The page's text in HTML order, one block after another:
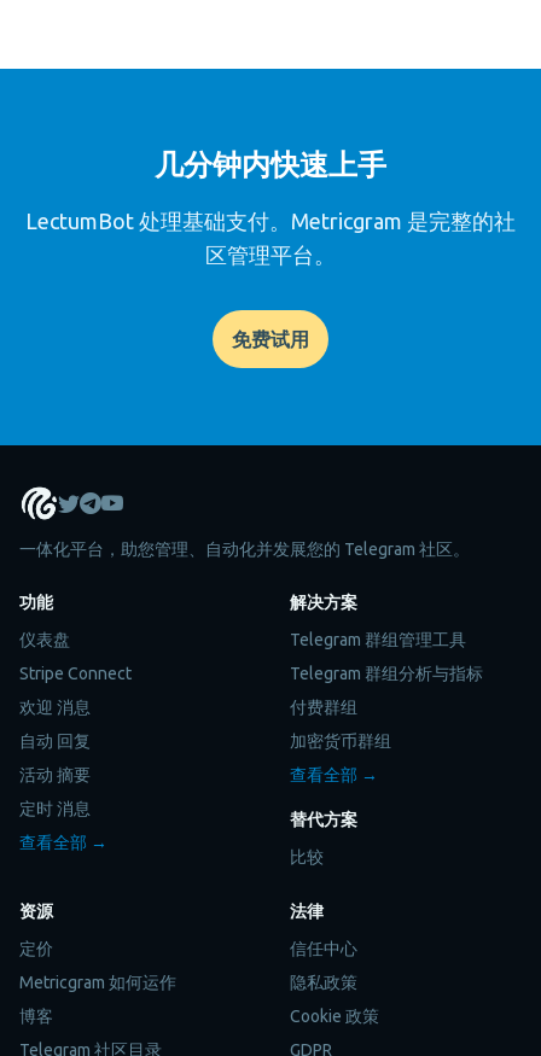
几分钟内快速上手
LectumBot 处理基础支付。Metricgram 是完整的社
区管理平台。
免费试用
一体化平台，助您管理、自动化并发展您的 Telegram 社区。
功能
仪表盘
Stripe Connect
欢迎 消息
自动 回复
活动 摘要
定时 消息
查看全部 →
解决方案
Telegram 群组管理工具
Telegram 群组分析与指标
付费群组
加密货币群组
查看全部 →
替代方案
比较
资源
定价
Metricgram 如何运作
博客
Telegram 社区目录
法律
信任中心
隐私政策
Cookie 政策
GDPR